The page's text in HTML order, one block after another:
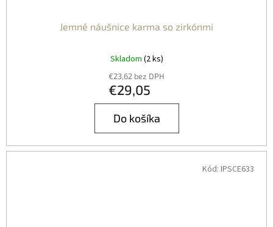
Jemné náušnice karma so zirkónmi
Skladom (2 ks)
€23,62 bez DPH
€29,05
Do košíka
Kód: IPSCE633